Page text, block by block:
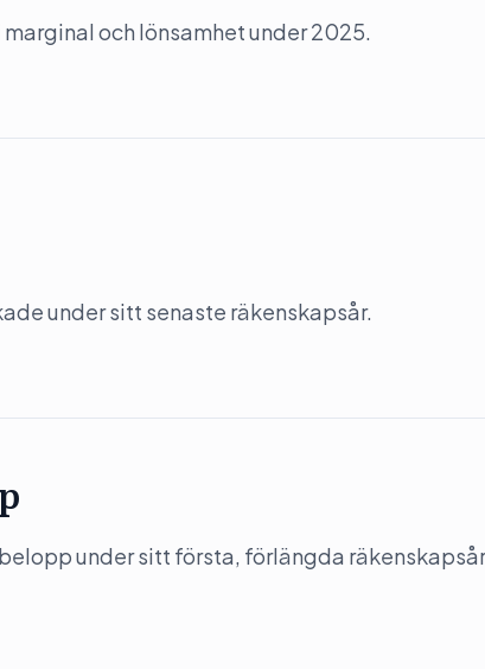
och lönsamhet under 2025.
under sitt senaste räkenskapsår.
under sitt första, förlängda